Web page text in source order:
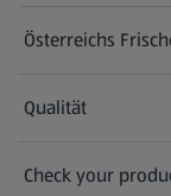
Österreichs
Qualität
Check your
(öffnet in einem